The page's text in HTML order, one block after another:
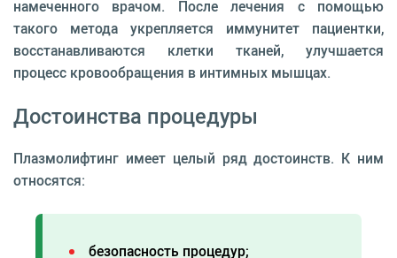
намеченного врачом. После лечения с помощью
такого метода укрепляется иммунитет пациентки,
восстанавливаются клетки тканей, улучшается
процесс кровообращения в интимных мышцах.
Достоинства процедуры
Плазмолифтинг имеет целый ряд достоинств. К ним
относятся:
безопасность процедур;